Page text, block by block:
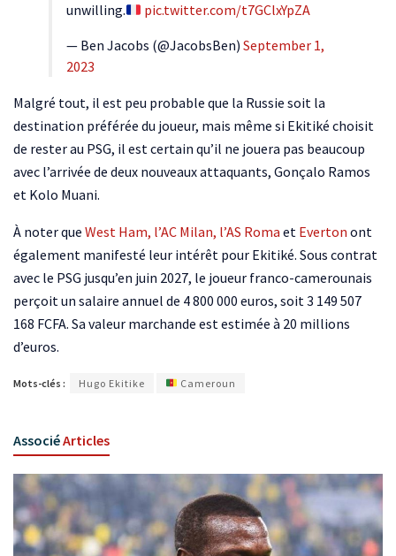
unwilling.
pic.twitter.com/t7GClxYpZA
— Ben Jacobs (@JacobsBen) September 1,
2023
Malgré tout, il est peu probable que la Russie soit la
destination préférée du joueur, mais même si Ekitiké choisit
de rester au PSG, il est certain qu’il ne jouera pas beaucoup
avec l’arrivée de deux nouveaux attaquants, Gonçalo Ramos
et Kolo Muani.
À noter que West Ham, l’AC Milan, l’AS Roma et Everton ont
également manifesté leur intérêt pour Ekitiké. Sous contrat
avec le PSG jusqu’en juin 2027, le joueur franco-camerounais
perçoit un salaire annuel de 4 800 000 euros, soit 3 149 507
168 FCFA. Sa valeur marchande est estimée à 20 millions
d’euros.
Mots-clés : Hugo Ekitike Cameroun
AssociéArticles